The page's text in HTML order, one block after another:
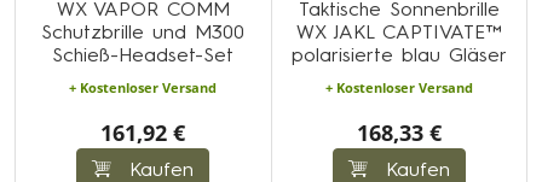
WX VAPOR COMM
Schutzbrille und M300
Schieß-Headset-Set
+ Kostenloser Versand
161,92 €
Kaufen
Taktische Sonnenbrille
WX JAKL CAPTIVATE™
polarisierte blau Gläser
+ Kostenloser Versand
168,33 €
Kaufen